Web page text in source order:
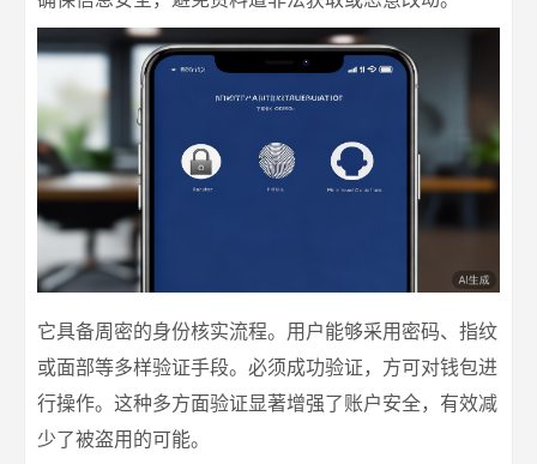
它具备周密的身份核实流程。用户能够采用密码、指纹
或面部等多样验证手段。必须成功验证，方可对钱包进
行操作。这种多方面验证显著增强了账户安全，有效减
少了被盗用的可能。